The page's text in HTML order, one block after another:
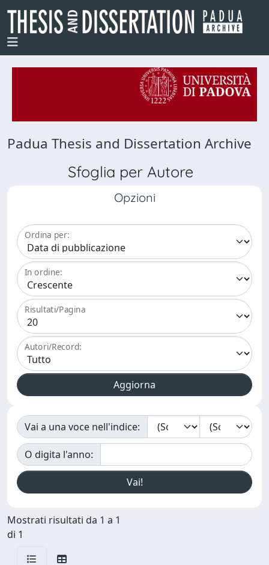
Padua Thesis and Dissertation Archive
Sfoglia per Autore
Opzioni
Ordina per:
In ordine:
Risultati/Pagina
Autori/Record:
Vai a una voce nell'indice:
O digita l'anno:
Mostrati risultati da 1 a 1
di 1